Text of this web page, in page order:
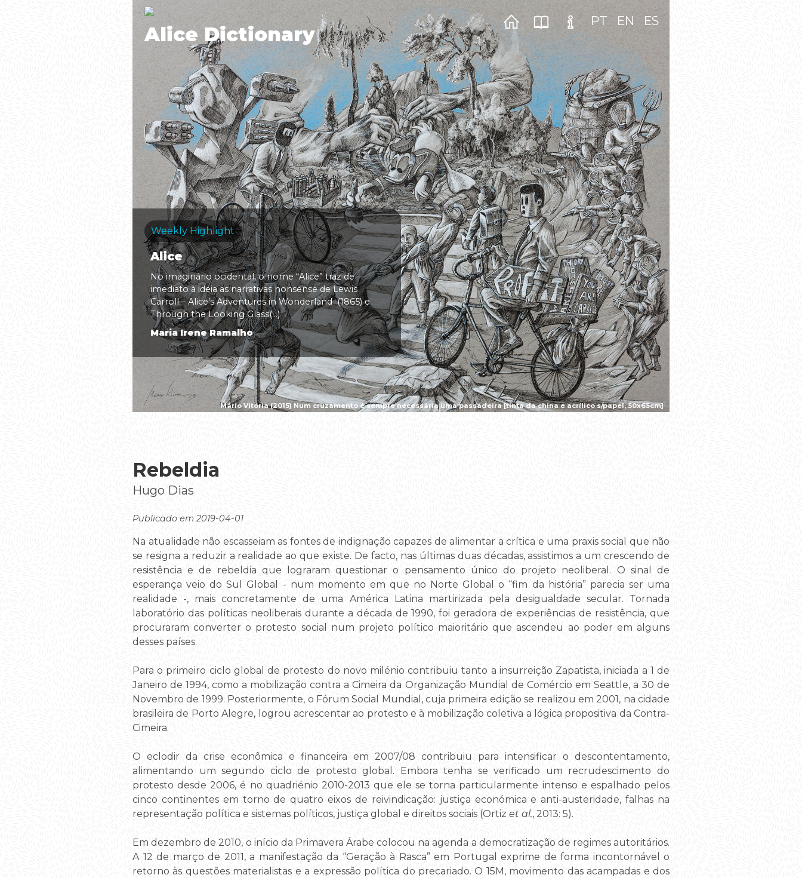
Mário Vitória (2015) Num cruzamento é sempre necessária uma passadeira [tinta da china e acrílico s/papel, 50x65cm]
Alice Dictionary
PT EN ES
Weekly Highlight
Alice
No imaginário ocidental, o nome “Alice” traz de
imediato à ideia as narrativas nonsense de Lewis
Carroll – Alice’s Adventures in Wonderland (1865) e
Through the Looking Glass(...)
Maria Irene Ramalho
Rebeldia
Hugo Dias
Publicado em 2019-04-01
Na atualidade não escasseiam as fontes de indignação capazes de alimentar a crítica e uma praxis social que não
se resigna a reduzir a realidade ao que existe. De facto, nas últimas duas décadas, assistimos a um crescendo de
resistência e de rebeldia que lograram questionar o pensamento único do projeto neoliberal. O sinal de
esperança veio do Sul Global - num momento em que no Norte Global o “fim da história” parecia ser uma
realidade -, mais concretamente de uma América Latina martirizada pela desigualdade secular. Tornada
laboratório das políticas neoliberais durante a década de 1990, foi geradora de experiências de resistência, que
procuraram converter o protesto social num projeto político maioritário que ascendeu ao poder em alguns
desses países.
Para o primeiro ciclo global de protesto do novo milénio contribuiu tanto a insurreição Zapatista, iniciada a 1 de
Janeiro de 1994, como a mobilização contra a Cimeira da Organização Mundial de Comércio em Seattle, a 30 de
Novembro de 1999. Posteriormente, o Fórum Social Mundial, cuja primeira edição se realizou em 2001, na cidade
brasileira de Porto Alegre, logrou acrescentar ao protesto e à mobilização coletiva a lógica propositiva da Contra-
Cimeira.
O eclodir da crise econômica e financeira em 2007/08 contribuiu para intensificar o descontentamento,
alimentando um segundo ciclo de protesto global. Embora tenha se verificado um recrudescimento do
protesto desde 2006, é no quadriénio 2010-2013 que ele se torna particularmente intenso e espalhado pelos
cinco continentes em torno de quatro eixos de reivindicação: justiça económica e anti-austeridade, falhas na
representação política e sistemas políticos, justiça global e direitos sociais (Ortiz et al., 2013: 5).
Em dezembro de 2010, o início da Primavera Árabe colocou na agenda a democratização de regimes autoritários.
A 12 de março de 2011, a manifestação da “Geração à Rasca” em Portugal exprime de forma incontornável o
retorno às questões materialistas e a expressão política do precariado. O 15M, movimento das acampadas e dos